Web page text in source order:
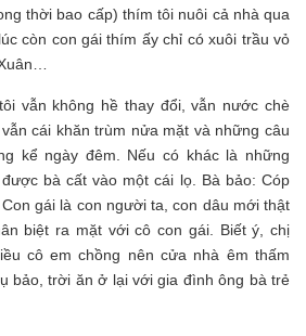
thời bao cấp) thím tôi nuôi cả nhà qua
còn con gái thím ấy chỉ có xuôi trầu vỏ
vẫn không hề thay đổi, vẫn nước chè
cái khăn trùm nửa mặt và những câu
kể ngày đêm. Nếu có khác là những
bà cất vào một cái lọ. Bà bảo: Cóp
gái là con người ta, con dâu mới thật
biệt ra mặt với cô con gái. Biết ý, chị
cô em chồng nên cửa nhà êm thấm
bảo, trời ăn ở lại với gia đình ông bà trẻ